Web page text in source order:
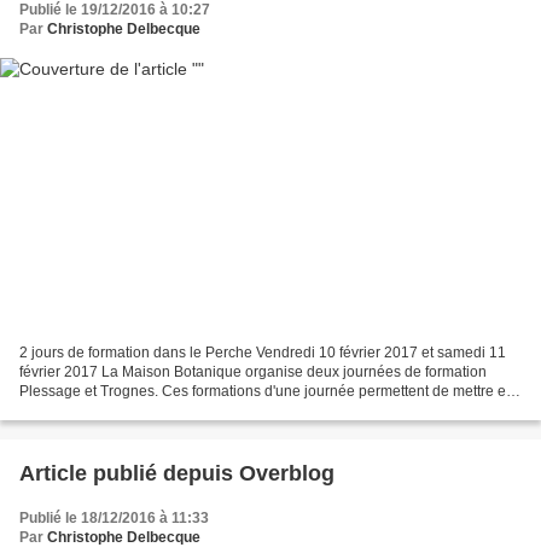
Publié le 19/12/2016 à 10:27
Par Christophe Delbecque
2 jours de formation dans le Perche Vendredi 10 février 2017 et samedi 11
février 2017 La Maison Botanique organise deux journées de formation
Plessage et Trognes. Ces formations d'une journée permettent de mettre en
Article publié depuis Overblog
Publié le 18/12/2016 à 11:33
Par Christophe Delbecque